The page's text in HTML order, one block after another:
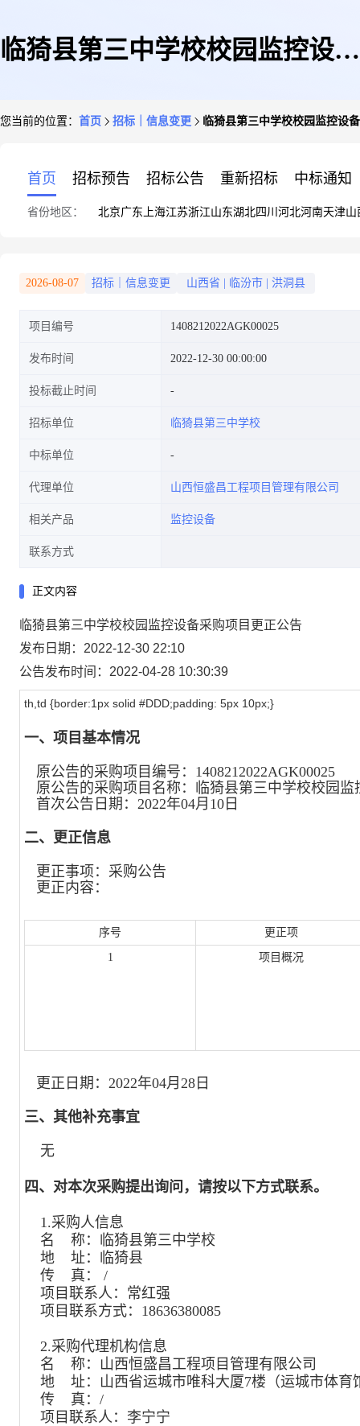
临猗县第三中学校校园监控设备
您当前的位置： 首页 招标｜信息变更 临猗县第三中学校校园监控设
首页 招标预告 招标公告 重新招标 中标通知
省份地区： 北京广东 上海江苏浙江山东湖北四川 河北河南天津山
2026-08-07 招标｜信息变更 山西省 临汾市 洪洞县
项目编号 1408212022AGK00025
发布时间 2022-12-30 00:00:00
投标截止时间
招标单位 临猗县第三中学校
中标单位
代理单位 山西恒盛昌工程项目管理有限公司
相关产品 监控设备
联系方式
正文内容
临猗县第三中学校校园监控设备采购项目更正公告
发布日期：2022-12-30 22:10
公告发布时间：2022-04-28 10:30:39
th,td {border:1px solid #DDD;padding: 5px 10px;}
一、项目基本情况
原公告的采购项目编号： 1408212022AGK00025
原公告的采购项目名称： 临猗县第三中学校校园监
首次公告日期： 2022年04月10日
二、更正信息
更正事项： 采购公告
更正内容：
序号 更正项
1 项目概况
更正日期： 2022年04月28日
三、其他补充事宜
无
四、对本次采购提出询问，请按以下方式联系。
1.采购人信息
名 称： 临猗县第三中学校
地 址： 临猗县
传 真：
/
项目联系人： 常红强
项目联系方式： 18636380085
2.采购代理机构信息
名 称： 山西恒盛昌工程项目管理有限公司
地 址： 山西省运城市唯科大厦7楼（运城市体育
传 真： /
项目联系人： 李宁宁